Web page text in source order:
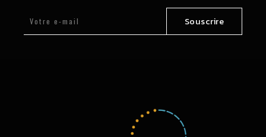
Souscrire